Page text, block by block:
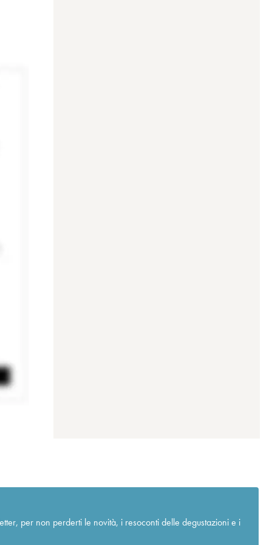
per non perderti le novità, i resoconti delle degustazioni e i